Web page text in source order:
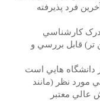
فرد پذيرفته
کارشناسي
تر) قابل بررسي و
دانشگاه هايي است
مورد نظر (مانند
عالي معتبر